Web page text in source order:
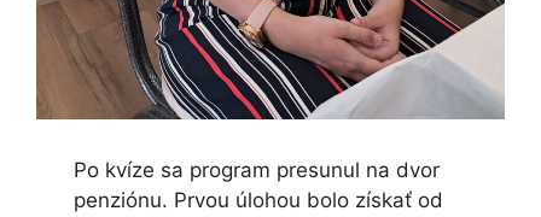
Po kvíze sa program presunul na dvor
penziónu. Prvou úlohou bolo získať od